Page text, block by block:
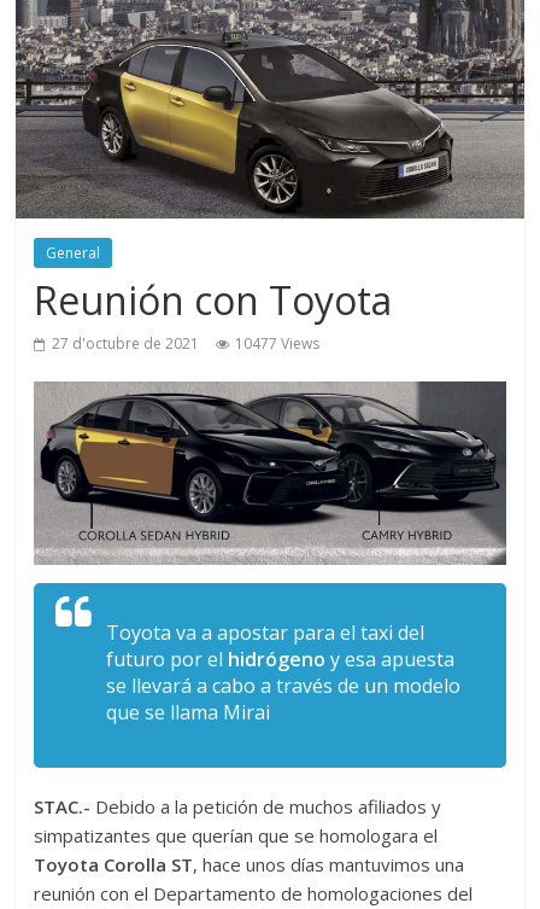
General
Reunión con Toyota
27 d'octubre de 2021 10477 Views
Toyota va a apostar para el taxi del
futuro por el hidrógeno y esa apuesta
se llevará a cabo a través de un modelo
que se llama Mirai
STAC.- Debido a la petición de muchos afiliados y
simpatizantes que querían que se homologara el
Toyota Corolla ST, hace unos días mantuvimos una
reunión con el Departamento de homologaciones del